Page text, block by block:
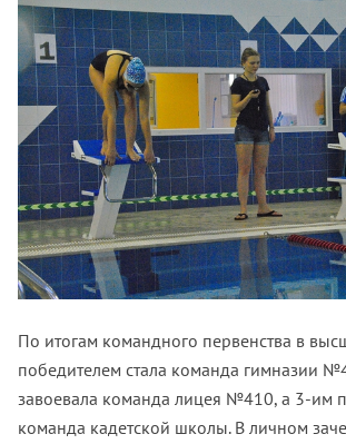
По итогам командного первенства в
победителем стала команда гимназии
завоевала команда лицея №410, а 3-им
команда кадетской школы. В личном